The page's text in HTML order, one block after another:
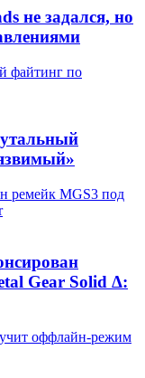
не задался, но
файтинг по
ремейк MGS3 под
Gear Solid Δ:
оффлайн-режим